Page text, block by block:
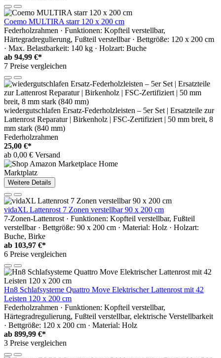
Coemo MULTIRA starr 120 x 200 cm
Federholzrahmen · Funktionen: Kopfteil verstellbar,
Härtegradregulierung, Fußteil verstellbar · Bettgröße: 120 x 200 cm
· Max. Belastbarkeit: 140 kg · Holzart: Buche
ab 94,99 €*
7 Preise vergleichen
wiedergutschlafen Ersatz-Federholzleisten – 5er Set | Ersatzteile zur
Lattenrost Reparatur | Birkenholz | FSC-Zertifiziert | 50 mm breit, 8
mm stark (840 mm)
Federholzrahmen
25,00 €*
ab 0,00 € Versand
Marktplatz
Weitere Details
vidaXL Lattenrost 7 Zonen verstellbar 90 x 200 cm
7-Zonen-Lattenrost · Funktionen: Kopfteil verstellbar, Fußteil
verstellbar · Bettgröße: 90 x 200 cm · Material: Holz · Holzart:
Buche, Birke
ab 103,97 €*
6 Preise vergleichen
Hn8 Schlafsysteme Quattro Move Elektrischer Lattenrost mit 42
Leisten 120 x 200 cm
Federholzrahmen · Funktionen: Kopfteil verstellbar,
Härtegradregulierung, Fußteil verstellbar, elektrische Verstellbarkeit
· Bettgröße: 120 x 200 cm · Material: Holz
ab 899,99 €*
3 Preise vergleichen